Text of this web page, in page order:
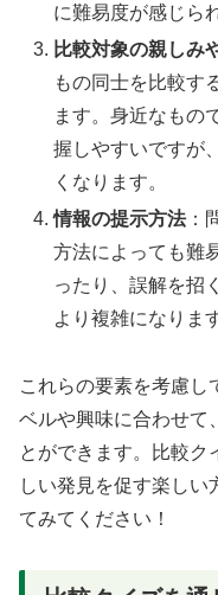
に難易度が感じら
比較対象の親しみ
もの同士を比較す
ます。身近なもの
握しやすいですが
くなります。
情報の提示方法：
方法によっても難
ったり、誤解を招
より複雑になりま
これらの要素を考慮し
ベルや興味に合わせて
とができます。比較ク
しい発見を促す楽しい
てみてください！